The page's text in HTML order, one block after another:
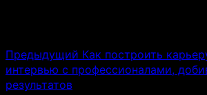
Предыдущий Как построить
интервью с профессионалами,
результатов